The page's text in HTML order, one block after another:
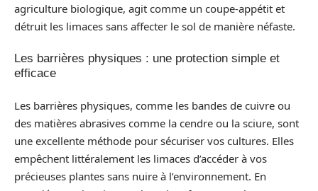
agriculture biologique, agit comme un coupe-appétit et
détruit les limaces sans affecter le sol de manière néfaste.
Les barrières physiques : une protection simple et
efficace
Les barrières physiques, comme les bandes de cuivre ou
des matières abrasives comme la cendre ou la sciure, sont
une excellente méthode pour sécuriser vos cultures. Elles
empêchent littéralement les limaces d’accéder à vos
précieuses plantes sans nuire à l’environnement. En